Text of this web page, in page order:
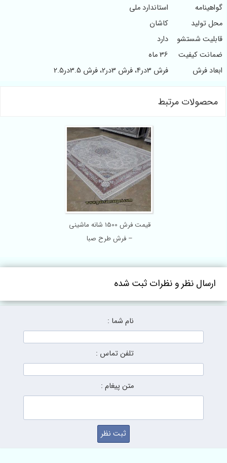
گواهینامه
استاندارد ملی
محل تولید
کاشان
قابلیت شستشو
دارد
ضمانت کیفیت
36 ماه
ابعاد فرش
فرش 3در4، فرش 3در2، فرش 3.5در2.5
محصولات مرتبط
قیمت فرش 1500 شانه ماشینی
– فرش طرح صبا
ارسال نظر و نظرات ثبت شده
نام شما :
تلفن تماس :
متن پیغام :